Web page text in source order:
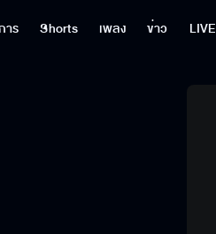
าร Shorts เพลง ข่าว LIVE